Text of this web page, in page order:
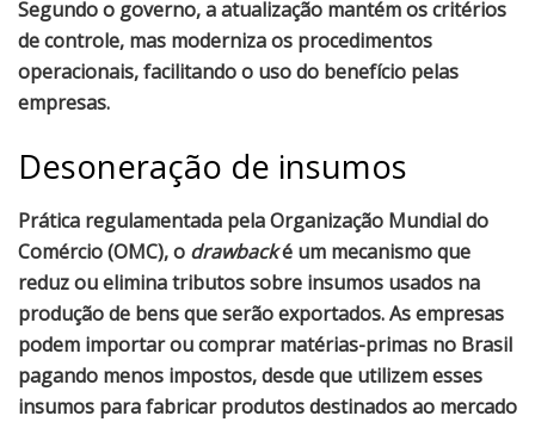
Segundo o governo, a atualização mantém os critérios
de controle, mas moderniza os procedimentos
operacionais, facilitando o uso do benefício pelas
empresas.
Desoneração de insumos
Prática regulamentada pela Organização Mundial do
Comércio (OMC), o drawbacké um mecanismo que
reduz ou elimina tributos sobre insumos usados na
produção de bens que serão exportados. As empresas
podem importar ou comprar matérias-primas no Brasil
pagando menos impostos, desde que utilizem esses
insumos para fabricar produtos destinados ao mercado